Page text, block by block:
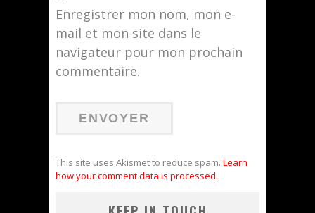
Enregistrer mon nom, mon e-
mail et mon site dans le
navigateur pour mon prochain
commentaire.
This site uses Akismet to reduce spam. Learn
how your comment data is processed.